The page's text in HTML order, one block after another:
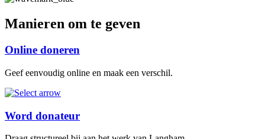
Manieren om te geven
Online doneren
Geef eenvoudig online en maak een verschil.
Word donateur